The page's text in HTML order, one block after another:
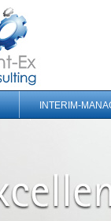
INTERIM-